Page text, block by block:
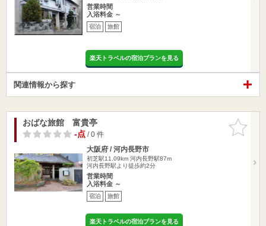
営業時間
入浴料金 ～
宿泊 旅館
楽天トラベルの宿泊プランを見る
関連情報から探す
お気に入
りに追加
おばな旅館 富貴亭
-点/ 0 件
大阪府 / 河内長野市
初芝駅11.09km 河内長野駅87m
河内長野駅より徒歩約2分
営業時間
入浴料金 ～
宿泊 旅館
楽天トラベルの宿泊プランを見る